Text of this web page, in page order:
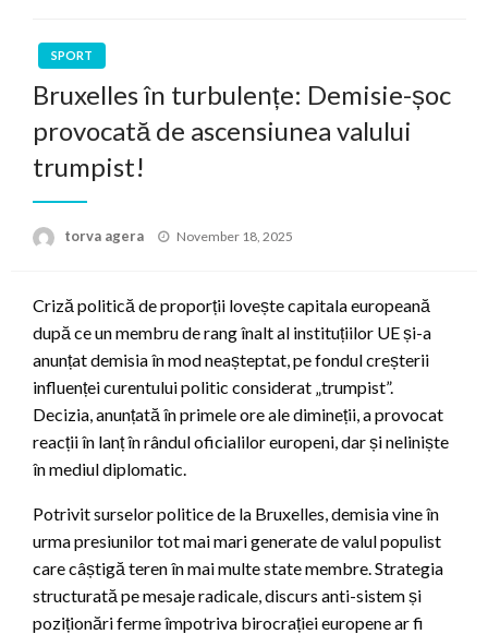
SPORT
Bruxelles în turbulențe: Demisie-șoc
provocată de ascensiunea valului
trumpist!
torva agera
Posted
November 18, 2025
Criză politică de proporții lovește capitala europeană
după ce un membru de rang înalt al instituțiilor UE și-a
anunțat demisia în mod neașteptat, pe fondul creșterii
influenței curentului politic considerat „trumpist”.
Decizia, anunțată în primele ore ale dimineții, a provocat
reacții în lanț în rândul oficialilor europeni, dar și neliniște
în mediul diplomatic.
Potrivit surselor politice de la Bruxelles, demisia vine în
urma presiunilor tot mai mari generate de valul populist
care câștigă teren în mai multe state membre. Strategia
structurată pe mesaje radicale, discurs anti-sistem și
poziționări ferme împotriva birocrației europene ar fi